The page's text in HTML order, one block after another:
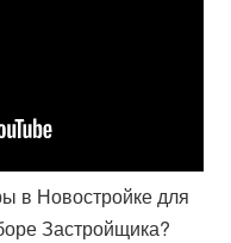
в Новостройке для
Застройщика?